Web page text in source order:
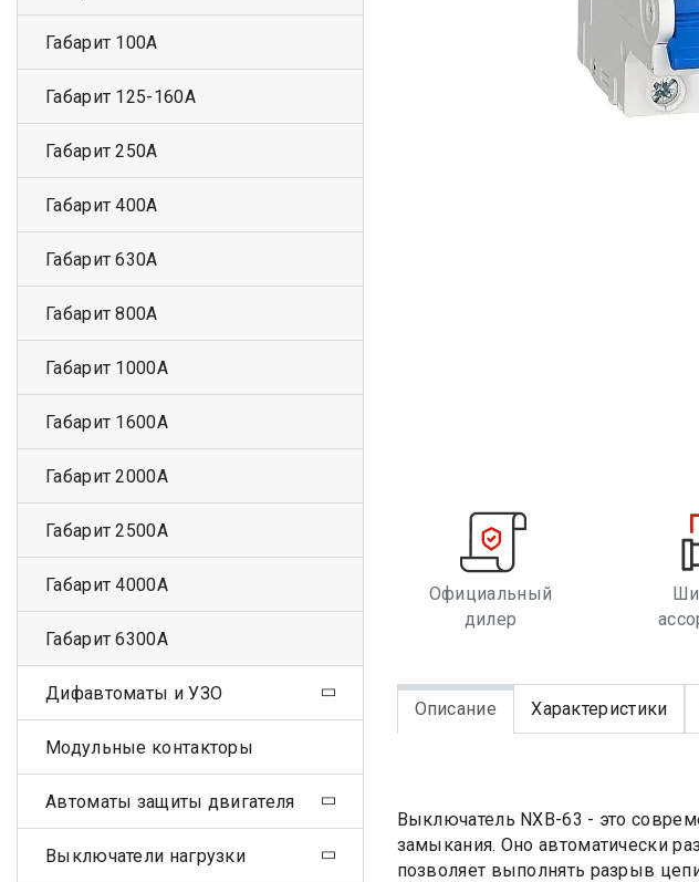
Официальный
дилер
Описание Характеристики
Выключатель NXB-63 - это
замыкания. Оно автоматически
позволяет выполнять разрыв
Габарит 100А
Габарит 125-160А
Габарит 250А
Габарит 400А
Габарит 630А
Габарит 800А
Габарит 1000А
Габарит 1600А
Габарит 2000А
Габарит 2500А
Габарит 4000А
Габарит 6300А
Дифавтоматы и УЗО
Модульные контакторы
Автоматы защиты двигателя
Выключатели нагрузки